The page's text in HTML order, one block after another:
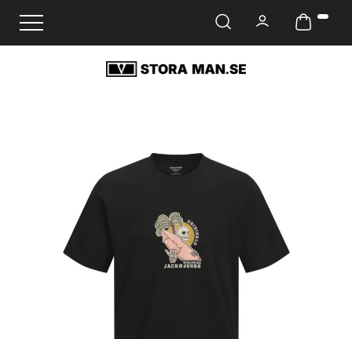
Ändra navigering